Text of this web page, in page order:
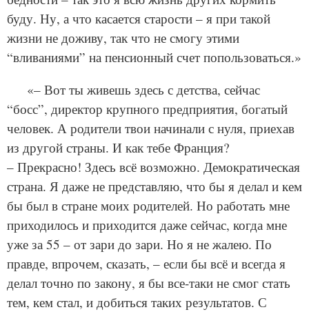
буду. Ну, а что касается старости – я при такой
жизни не доживу, так что не смогу этими
“вливаниями” на пенсионный счет попользоваться.»
«– Вот ты живешь здесь с детства, сейчас
“босс”, директор крупного предприятия, богатый
человек. А родители твои начинали с нуля, приехав
из другой страны. И как тебе Франция?
– Прекрасно! Здесь всё возможно. Демократическая
страна. Я даже не представляю, что бы я делал и кем
бы был в стране моих родителей. Но работать мне
приходилось и приходится даже сейчас, когда мне
уже за 55 – от зари до зари. Но я не жалею. По
правде, впрочем, сказать, – если бы всё и всегда я
делал точно по закону, я бы все-таки не смог стать
тем, кем стал, и добиться таких результатов. С